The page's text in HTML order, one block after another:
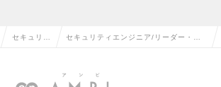
セキュリテ
アの転職
セキュリティエンジニア/リーダー・マ
円の自己研鑽費用ありの求人情報